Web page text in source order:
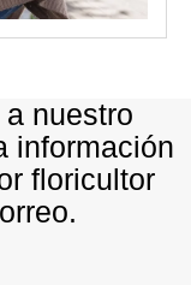
nuestro
información
floricultor